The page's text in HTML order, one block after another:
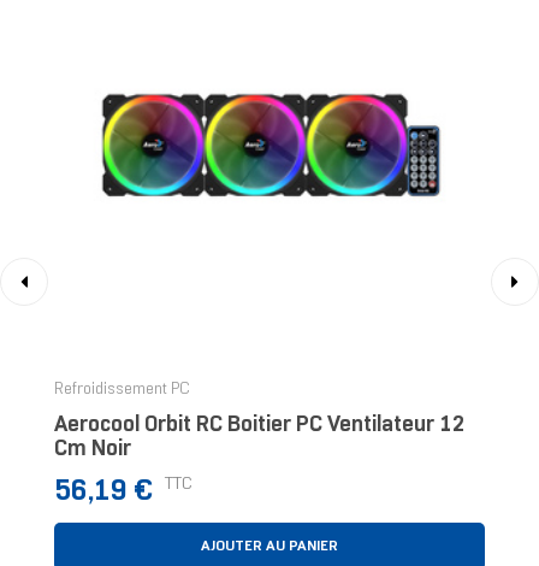
Refroidissement PC
Aerocool Orbit RC Boitier PC Ventilateur 12
Cm Noir
Prix
56,19 € TTC
AJOUTER AU PANIER